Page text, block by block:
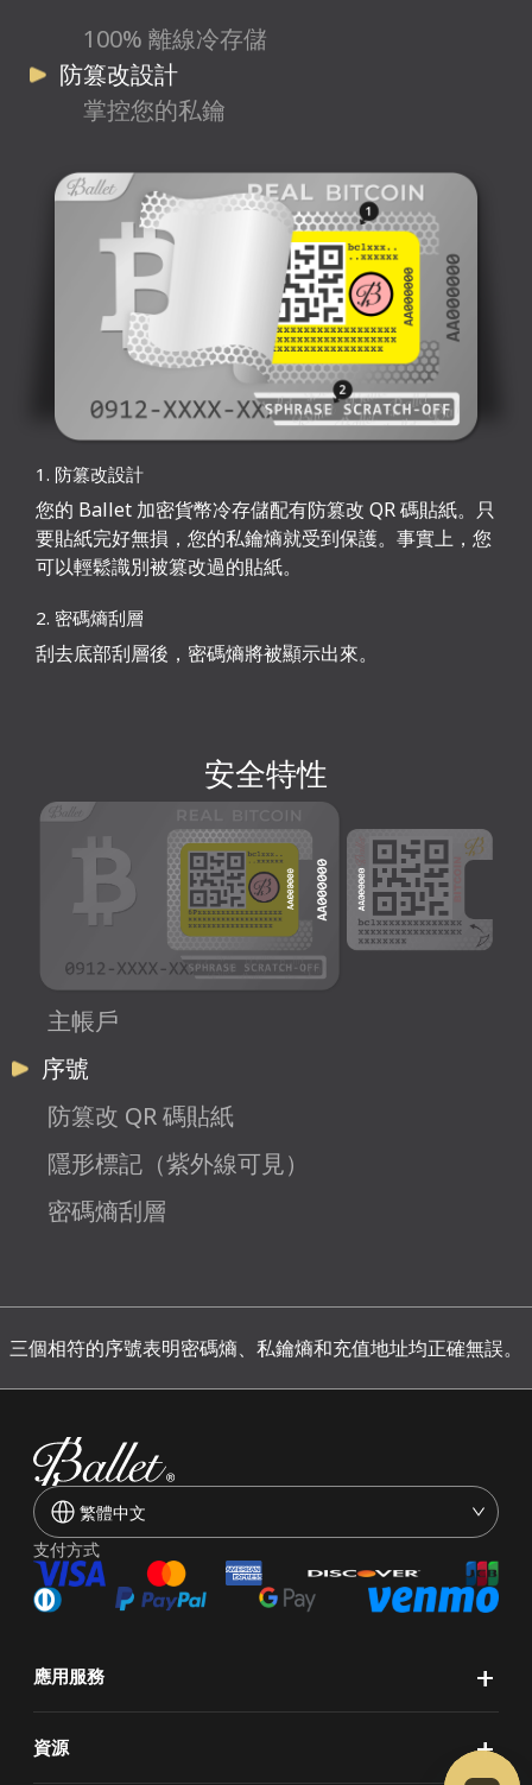
100% 離線冷存儲
防篡改設計
掌控您的私鑰
1. 防篡改設計
您的 Ballet 加密貨幣冷存儲配有防篡改 QR 碼貼紙。只
要貼紙完好無損，您的私鑰熵就受到保護。事實上，您
可以輕鬆識別被篡改過的貼紙。
2. 密碼熵刮層
刮去底部刮層後，密碼熵將被顯示出來。
安全特性
主帳戶
序號
防篡改 QR 碼貼紙
隱形標記（紫外線可見）
密碼熵刮層
三個相符的序號表明密碼熵、私鑰熵和充值地址均正確無誤。
繁體中文
支付方式
+
應用服務
+
資源